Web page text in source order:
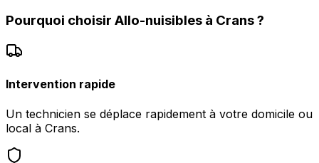
Pourquoi choisir Allo-nuisibles à Crans?
Intervention rapide
Un technicien se déplace rapidement à votre domicile ou
local à Crans.